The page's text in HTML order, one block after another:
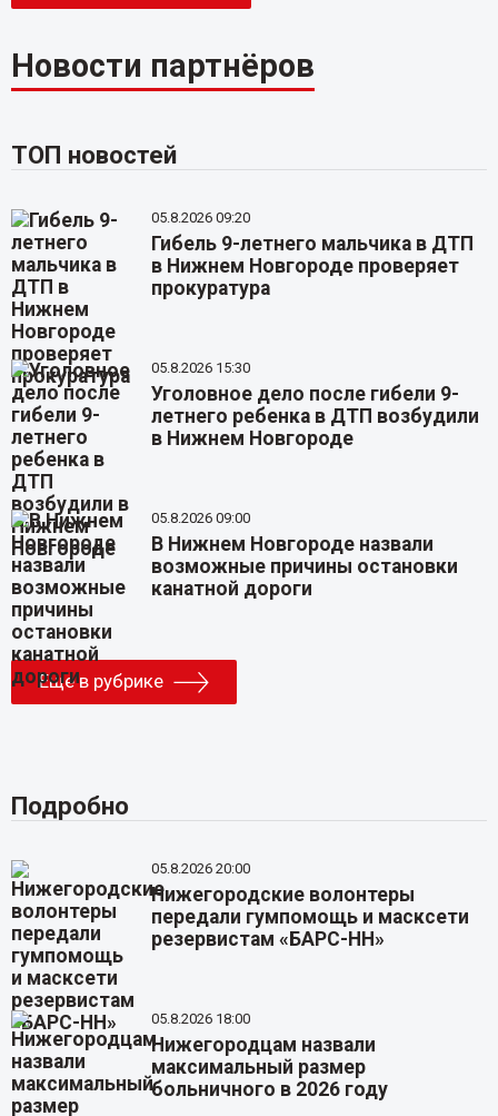
Новости партнёров
ТОП новостей
05.8.2026 09:20
Гибель 9-летнего мальчика в ДТП
в Нижнем Новгороде проверяет
прокуратура
05.8.2026 15:30
Уголовное дело после гибели 9-
летнего ребенка в ДТП возбудили
в Нижнем Новгороде
05.8.2026 09:00
В Нижнем Новгороде назвали
возможные причины остановки
канатной дороги
Еще в рубрике
Подробно
05.8.2026 20:00
Нижегородские волонтеры
передали гумпомощь и масксети
резервистам «БАРС-НН»
05.8.2026 18:00
Нижегородцам назвали
максимальный размер
больничного в 2026 году